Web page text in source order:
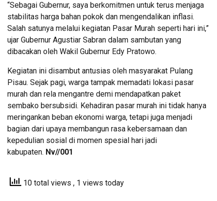
“Sebagai Gubernur, saya berkomitmen untuk terus menjaga
stabilitas harga bahan pokok dan mengendalikan inflasi.
Salah satunya melalui kegiatan Pasar Murah seperti hari ini,”
ujar Gubernur Agustiar Sabran dalam sambutan yang
dibacakan oleh Wakil Gubernur Edy Pratowo.
Kegiatan ini disambut antusias oleh masyarakat Pulang
Pisau. Sejak pagi, warga tampak memadati lokasi pasar
murah dan rela mengantre demi mendapatkan paket
sembako bersubsidi. Kehadiran pasar murah ini tidak hanya
meringankan beban ekonomi warga, tetapi juga menjadi
bagian dari upaya membangun rasa kebersamaan dan
kepedulian sosial di momen spesial hari jadi
kabupaten. Nv//001
10 total views , 1 views today